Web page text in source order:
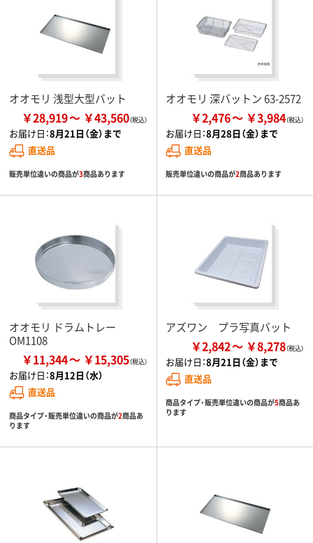
オオモリ 浅型大型バット
￥28,919 ￥43,560
お届け日：8月21日（金）まで
直送品
販売単位違いの商品が3商品あります
オオモリ 深バットン 63-2572
￥2,476 ￥3,984
お届け日：8月28日（金）まで
直送品
販売単位違いの商品が2商品あります
オオモリ ドラムトレー
OM1108
￥11,344 ￥15,305
お届け日：8月12日（水）
直送品
商品タイプ・販売単位違いの商品が2商品あ
ります
アズワン プラ写真バット
￥2,842 ￥8,278
お届け日：8月21日（金）まで
直送品
商品タイプ・販売単位違いの商品が5商品あ
ります